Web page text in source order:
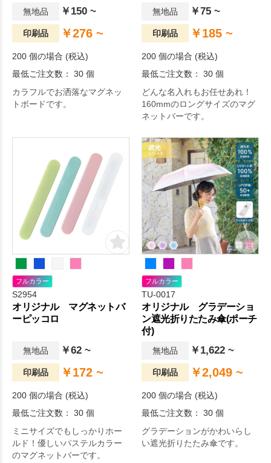
無地品 ￥150 ~
印刷品 ￥276 ~
200 個の場合 (税込)
最低ご注文数： 30 個
カラフルでお洒落なマグネッ
トボードです。
無地品 ￥75 ~
印刷品 ￥185 ~
200 個の場合 (税込)
最低ご注文数： 30 個
どんな名入れもお任せあれ！
160mmのロングサイズのマグ
ネットバーです。
フルカラー
S2954
オリジナル マグネットバ
ーピッコロ
無地品 ￥62 ~
印刷品 ￥172 ~
200 個の場合 (税込)
最低ご注文数： 30 個
ミニサイズでもしっかりホー
ルド！優しいパステルカラー
のマグネットバーです。
フルカラー
TU-0017
オリジナル グラデーショ
ン遮光折りたたみ傘(ポーチ
付)
無地品 ￥1,622 ~
印刷品 ￥2,049 ~
200 個の場合 (税込)
最低ご注文数： 30 個
グラデーションがかわいらし
い遮光折りたたみ傘です。